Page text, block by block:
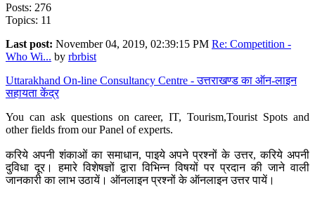
Posts: 276
Topics: 11
Last post: November 04, 2019, 02:39:15 PM Re: Competition -
Who Wi... by rbrbist
Uttarakhand On-line Consultancy Centre - उत्तराखण्ड का ऑन-लाइन
सहायता केंद्र
You can ask questions on career, IT, Tourism,Tourist Spots and
other fields from our Panel of experts.
करिये अपनी शंकाओं का समाधान, पाइये अपने प्रश्नों के उत्तर, करिये अपनी
दुविधा दूर। हमारे विशेषज्ञों द्वारा विभिन्न विषयों पर प्रदान की जाने वाली
जानकारी का लाभ उठायें। ऑनलाइन प्रश्नों के ऑनलाइन उत्तर पायें।